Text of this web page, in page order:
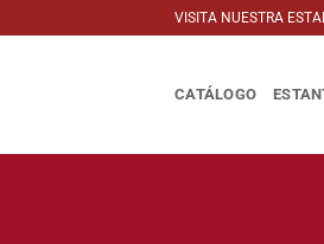
al
VISITA NUESTRA
CATÁLOGO